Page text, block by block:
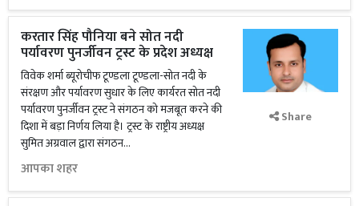
करतार सिंह पौनिया बने सोत नदी
पर्यावरण पुनर्जीवन ट्रस्ट के प्रदेश अध्यक्ष
विवेक शर्मा ब्यूरोचीफ टूण्डला टूण्डला-सोत नदी के
संरक्षण और पर्यावरण सुधार के लिए कार्यरत सोत नदी
पर्यावरण पुनर्जीवन ट्रस्ट ने संगठन को मजबूत करने की
दिशा में बड़ा निर्णय लिया है। ट्रस्ट के राष्ट्रीय अध्यक्ष
सुमित अग्रवाल द्वारा संगठन...
आपका शहर
Share